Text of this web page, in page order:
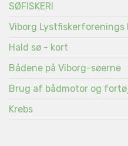
SØFISKERI
Viborg Lystfiskerforenings
Hald sø - kort
Bådene på Viborg-søerne
Brug af bådmotor og
Krebs